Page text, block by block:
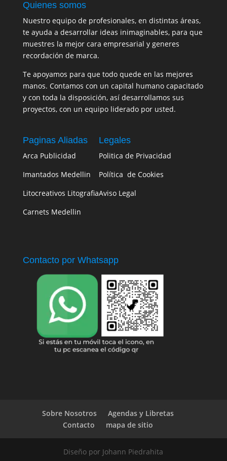
Quienes somos
Nuestro equipo de profesionales, en distintas áreas,
te ayuda a desarrollar ideas inimaginables, para que
muestres la mejor cara empresarial y generes
recordación de marca.
Te apoyamos para que todo quede en las mejores
manos. Contamos con un capital humano capacitado
y con toda la disposición, así desarrollamos sus
proyectos, con un equipo liderado por usted.
Paginas Aliadas
Arca Publicidad
Imantados Medellin
Litocreativos Litografia
Carnets Medellin
Legales
Politica de Privacidad
Política de Cookies
Aviso Legal
Contacto por Whatsapp
Sobre Nosotros
Agendas y Libretas
Contacto
mapa de sitio
Diseño por Johann Piedrahita